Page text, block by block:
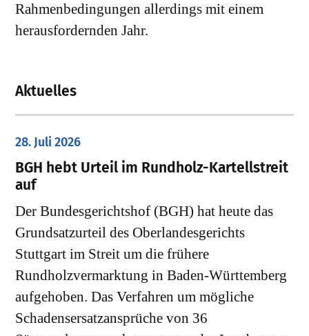
Rahmenbedingungen allerdings mit einem
herausfordernden Jahr.
Aktuelles
28. Juli 2026
​BGH hebt Urteil im Rundholz-Kartellstreit
auf
Der Bundesgerichtshof (BGH) hat heute das
Grundsatzurteil des Oberlandesgerichts
Stuttgart im Streit um die frühere
Rundholzvermarktung in Baden-Württemberg
aufgehoben. Das Verfahren um mögliche
Schadensersatzansprüche von 36